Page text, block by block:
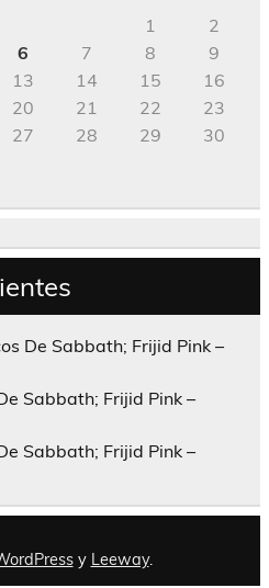
1
2
6 7 8
9
13 14 15
16
20 21 22
23
27 28 29
30
De Sabbath; Frijid Pink –
Sabbath; Frijid Pink –
Sabbath; Frijid Pink –
y Leeway.